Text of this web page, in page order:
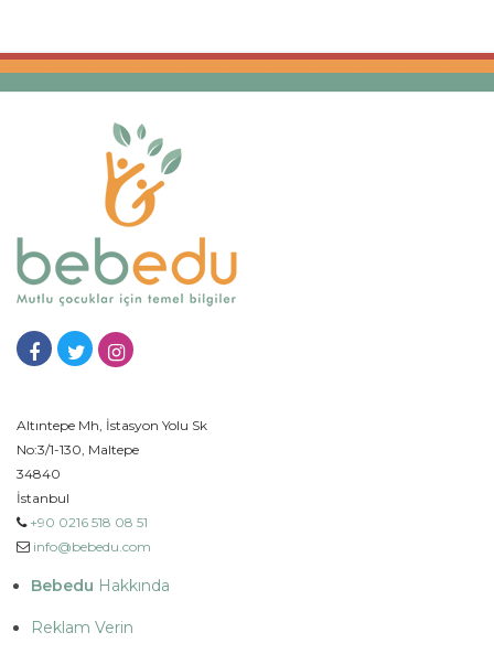
Altıntepe Mh, İstasyon Yolu Sk
No:3/1-130, Maltepe
34840
İstanbul
+90 0216 518 08 51
info@bebedu.com
Bebedu Hakkında
Reklam Verin